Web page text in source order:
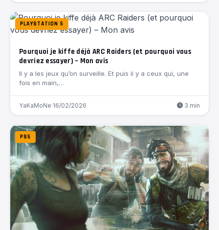
PLAYSTATION 5
Pourquoi je kiffe déjà ARC Raiders (et pourquoi vous
devriez essayer) – Mon avis
Il y a les jeux qu’on surveille. Et puis il y a ceux qui, une
fois en main,…
YaKaMoNe·16/02/2026 3 min
PS5